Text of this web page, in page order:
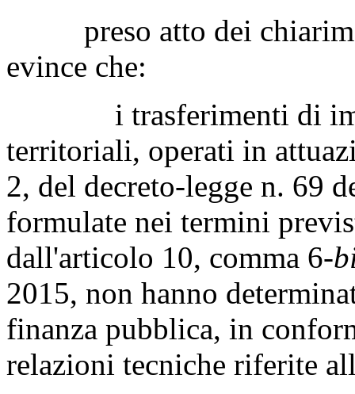
preso atto dei
evince che:
i trasferimenti di
territoriali, operati in
2, del decreto-legge n. 69
formulate nei termini
dall'articolo 10, comma 6-
2015, non hanno
finanza pubblica, in
relazioni tecniche riferite